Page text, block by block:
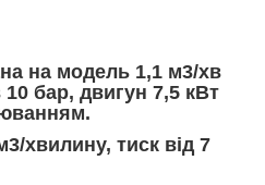
на модель 1,1 м3/хв
бар, двигун 7,5 кВт
хвилину, тиск від 7